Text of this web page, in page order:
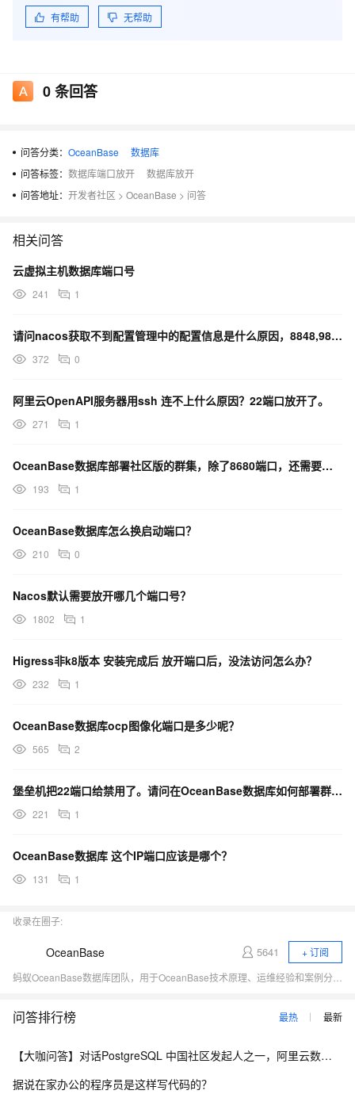
有帮助 无帮助
0条回答
问答分类： OceanBase
数据库
问答标签： 数据库端口放开
数据库放开
问答地址： 开发者社区 > OceanBase > 问答
相关问答
云虚拟主机数据库端口号
241 1
请问nacos获取不到配置管理中的配置信息是什么原因，8848,9848端口也都放开了
372 0
阿里云OpenAPI服务器用ssh 连不上什么原因？22端口放开了。
271 1
OceanBase数据库部署社区版的群集，除了8680端口，还需要开放什么端口吗？
193 1
OceanBase数据库怎么换启动端口？
210 0
Nacos默认需要放开哪几个端口号？
1802 1
Higress非k8版本 安装完成后 放开端口后，没法访问怎么办？
232 1
OceanBase数据库ocp图像化端口是多少呢？
565 2
堡垒机把22端口给禁用了。请问在OceanBase数据库如何部署群集呢？
221 1
OceanBase数据库 这个IP端口应该是哪个？
131 1
收录在圈子:
OceanBase 5641
+ 订阅
问答排行榜 最热 最新
【大咖问答】对话PostgreSQL 中国社区发起人之一，阿里云数据库高级专家 德哥
据说在家办公的程序员是这样写代码的？